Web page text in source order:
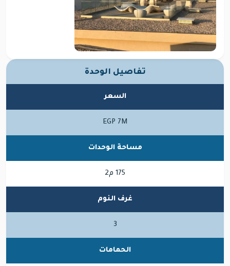
تفاصيل الوحدة
السعر
EGP 7M
مساحة الوحدات
175 م2
غرف النوم
3
الحمامات